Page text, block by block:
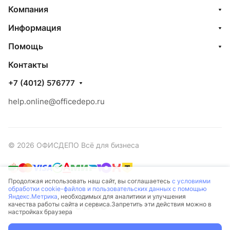
Компания
Информация
Помощь
Контакты
+7 (4012) 576777
help.online@officedepo.ru
© 2026 ОФИСДЕПО Всё для бизнеса
Конфиденциальность
Оферта
Разработано в
Продолжая использовать наш сайт, вы соглашаетесь с условиями
обработки cookie-файлов и пользовательских данных с помощью
Яндекс.Метрика, необходимых для аналитики и улучшения
качества работы сайта и сервиса.Запретить эти действия можно в
настройках браузера